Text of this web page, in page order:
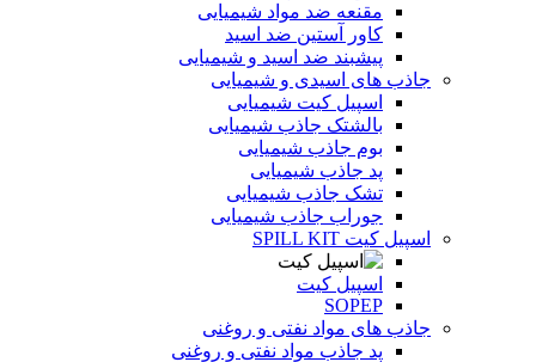
مقنعه ضد مواد شیمیایی
کاور آستین ضد اسید
پیشبند ضد اسید و شیمیایی
جاذب های اسیدی و شیمیایی
اسپیل کیت شیمیایی
بالشتک جاذب شیمیایی
بوم جاذب شیمیایی
پد جاذب شیمیایی
تشک جاذب شیمیایی
جوراب جاذب شیمیایی
اسپیل کیت SPILL KIT
اسپیل کیت
SOPEP
جاذب های مواد نفتی و روغنی
پد جاذب مواد نفتی و روغنی